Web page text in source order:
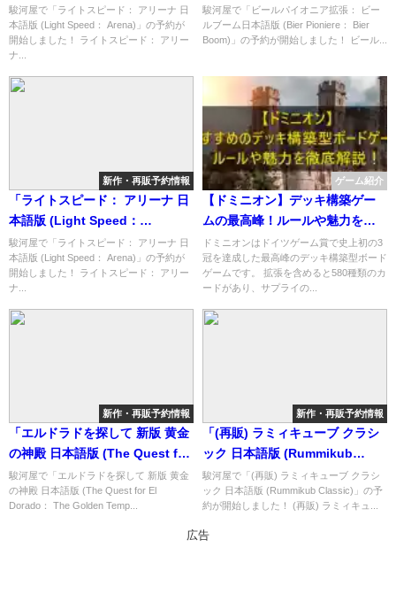
Arena)」の概略と予約購入可能
なショップ紹介！
駿河屋で「ライトスピード： アリーナ 日
本語版 (Light Speed： Arena)」の予約が
開始しました！ ライトスピード： アリー
ナ...
Pioniere： Bier Boom)」の概略
と予約購入可能なショップ紹
駿河屋で「ビールパイオニア拡張： ビー
ルブーム日本語版 (Bier Pioniere： Bier
Boom)」の予約が開始しました！ ビール...
新作・再販予約情報
「ライトスピード： アリーナ 日
本語版 (Light Speed：
Arena)」の概略と予約購入可能
なショップ紹介！
駿河屋で「ライトスピード： アリーナ 日
本語版 (Light Speed： Arena)」の予約が
開始しました！ ライトスピード： アリー
ナ...
ゲーム紹介
【ドミニオン】デッキ構築ゲー
ムの最高峰！ルールや魅力を徹
底解説
ドミニオンはドイツゲーム賞で史上初の3
冠を達成した最高峰のデッキ構築型ボード
ゲームです。 拡張を含めると580種類のカ
ードがあり、サプライの...
新作・再販予約情報
「エルドラドを探して 新版 黄金
の神殿 日本語版 (The Quest for
El Dorado： The Golden
Temples)」の概略と予約購入可
駿河屋で「エルドラドを探して 新版 黄金
の神殿 日本語版 (The Quest for El
Dorado： The Golden Temp...
新作・再販予約情報
「(再販) ラミィキューブ クラシ
ック 日本語版 (Rummikub
Classic)」の概略と予約購入可能
なショップ紹介！
駿河屋で「(再販) ラミィキューブ クラシ
ック 日本語版 (Rummikub Classic)」の予
約が開始しました！ (再販) ラミィキュ...
広告